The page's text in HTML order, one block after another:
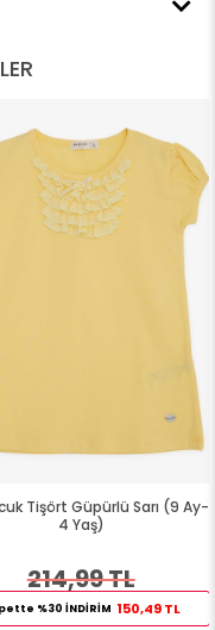
Tişört Güpürlü Sarı (9 Ay-
4 Yaş)
214,99 TL
%30 İNDİRİM 150,49 TL